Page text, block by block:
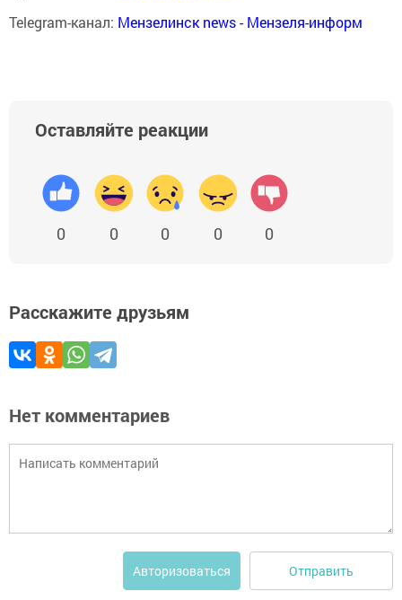
Telegram-канал: Мензелинск news - Мензеля-информ
Оставляйте реакции
0 0 0 0 0
Расскажите друзьям
Нет комментариев
Авторизоваться Отправить